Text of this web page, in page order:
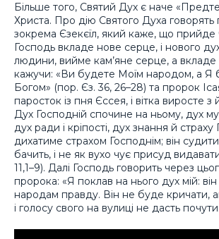
Більше того, Святий Дух є наче
Христа. Про дію Святого Духа говорять
зокрема Єзекєїл, який каже, що прийде
Господь вкладе нове серце, і нового
людини, вийме кам’яне серце, а вкладе
кажучи: «Ви будете Моїм народом, а Я
Богом» (пор. Єз. 36, 26–28) та пророк
паросток із пня Єссея, і вітка виросте з
Дух Господній спочине на ньому, дух
дух ради і кріпості, дух знання й страху
дихатиме страхом Господнім; він
бачить, і не як вухо чує присуд
11,1–9). Далі Господь говорить через
пророка: «Я поклав на нього дух мій: він
народам правду. Він не буде кричати,
і голосу свого на вулиці не дасть